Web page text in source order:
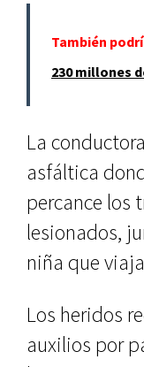
También
230 millones
La
asfáltica
percance los
lesionados,
niña que
Los heridos
auxilios por